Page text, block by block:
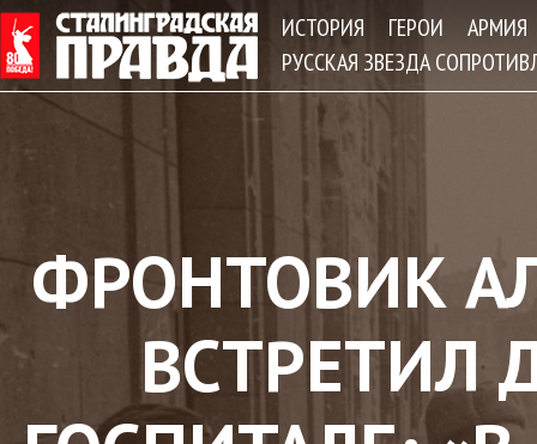
ИСТОРИЯ ГЕРОИ
АРМИЯ
РУССКАЯ ЗВЕЗДА
ФРОНТОВИК
ВСТРЕТИЛ